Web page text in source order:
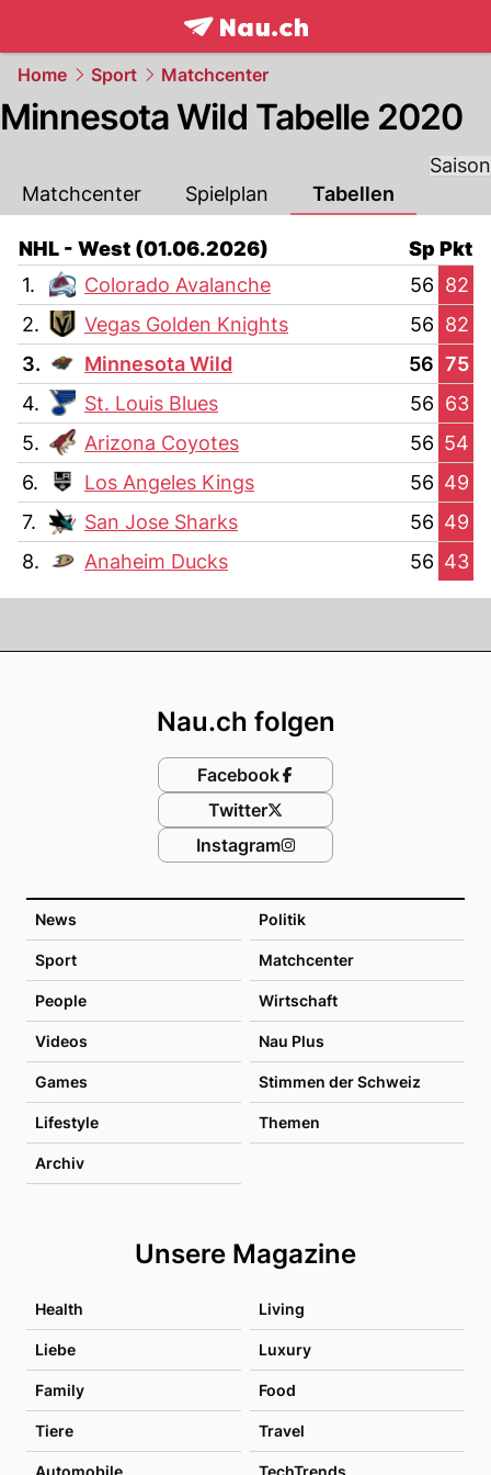
frontpage.NAU.ch
Home Sport Matchcenter
Minnesota Wild Tabelle 2020
Saison
Matchcenter
Spielplan Tabellen
NHL - West (01.06.2026) Sp Pkt
1.
Colorado Avalanche 56 82
2.
Vegas Golden Knights 56 82
3.
Minnesota Wild 56 75
4.
St. Louis Blues 56 63
5.
Arizona Coyotes 56 54
6.
Los Angeles Kings 56 49
7.
San Jose Sharks 56 49
8.
Anaheim Ducks 56 43
News Politik
Sport Matchcenter
People Wirtschaft
Videos Nau Plus
Games Stimmen der Schweiz
Lifestyle Themen
Archiv
Unsere Magazine
Health Living
Liebe Luxury
Family Food
Tiere Travel
Automobile TechTrends
Nau.ch folgen
Facebook
Twitter
Instagram